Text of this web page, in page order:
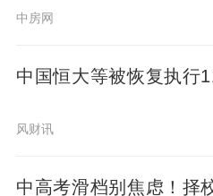
中房网
中国恒大等被恢复执行
风财讯
中高考滑档别焦虑！择